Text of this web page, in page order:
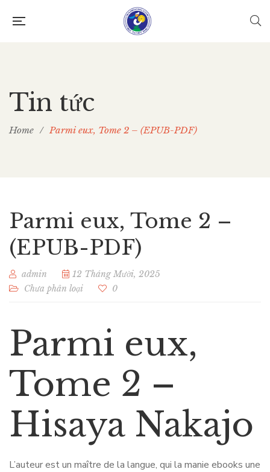
Tin tức
Home / Parmi eux, Tome 2 – (EPUB-PDF)
Parmi eux, Tome 2 –
(EPUB-PDF)
admin
12 Tháng Mười, 2025
Chưa phân loại
0
Parmi eux,
Tome 2 –
Hisaya Nakajo
L’auteur est un maître de la langue, qui la manie ebooks une